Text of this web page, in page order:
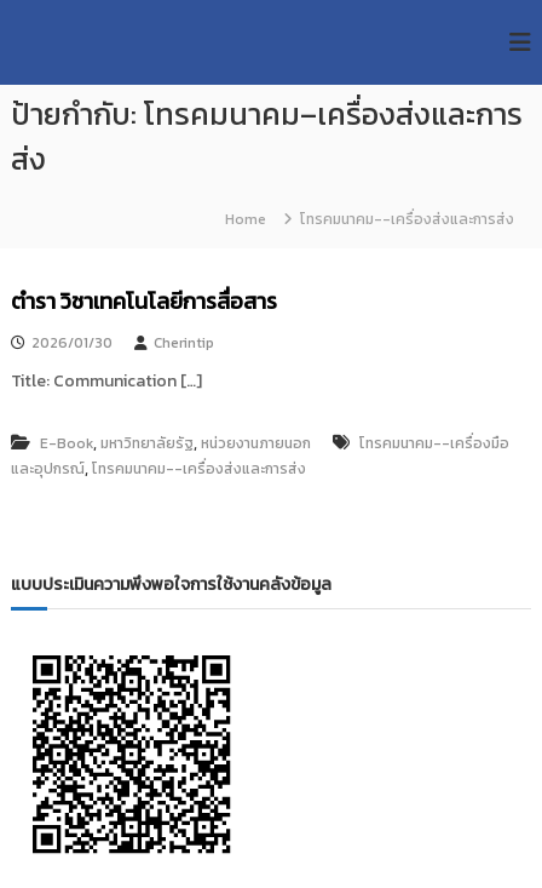
p
U
T
T
a
c
h
e
p
t
o
r
y
ค
ลั
ง
ข้
อ
วิ
ท
ย
า
โ
ยี
ช
ม
ญ
บุ
ป้ายกำกับ:โทรคมนาคม–เครื่องส่งและการ
ส่ง
Home โทรคมนาคม--เครื่องส่งและการส่ง
ตำรา วิชาเทคโนโลยีการสื่อสาร
2026/01/30 Cherintip
Title: Communication […]
E-Book,มหาวิทยาลัยรัฐ,หน่วยงานภายนอก
โทรคมนาคม--เครื่องมือ
และอุปกรณ์,โทรคมนาคม--เครื่องส่งและการส่ง
แบบประเมินความพึงพอใจการใช้งานคลังข้อมูล